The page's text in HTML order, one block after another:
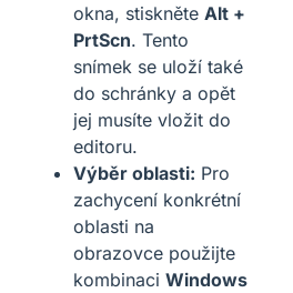
okna, stiskněte Alt +
PrtScn. Tento
snímek se uloží také
do schránky a opět
jej musíte vložit do
editoru.
Výběr oblasti: Pro
zachycení konkrétní
oblasti na
obrazovce použijte
kombinaci Windows